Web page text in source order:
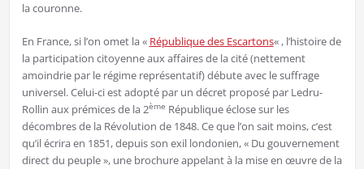
la couronne.
En France, si l’on omet la « République des Escartons« , l’histoire de
la participation citoyenne aux affaires de la cité (nettement
amoindrie par le régime représentatif) débute avec le suffrage
universel. Celui-ci est adopté par un décret proposé par Ledru-
Rollin aux prémices de la 2ème République éclose sur les
décombres de la Révolution de 1848. Ce que l’on sait moins, c’est
qu’il écrira en 1851, depuis son exil londonien, « Du gouvernement
direct du peuple », une brochure appelant à la mise en œuvre de la